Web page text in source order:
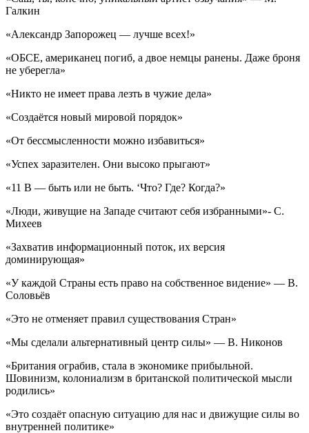
Галкин
«Александр Запорожец — лучше всех!»
«ОБСЕ, американец погиб, а двое немцы ранены. Даже броня
не уберегла»
«Никто не имеет права лезть в чужие дела»
«Создаётся новый мировой порядок»
«От бессмысленности можно избавиться»
«Успех заразителен. Они высоко прыгают»
«11 B — быть или не быть. ‘Что? Где? Когда?»
«Люди, живущие на Западе считают себя избранными»- С.
Михеев
«Захватив информационный поток, их версия
доминирующая»
«У каждой Страны есть право на собственное видение» — В.
Соловьёв
«Это не отменяет правил существования Стран»
«Мы сделали альтернативный центр силы» — В. Никонов
«Британия ограбив, стала в экономике прибыльной.
Шовинизм, колониализм в британской политической мысли
родились»
«Это создаёт опасную ситуацию для нас и движущие силы во
внутренней политике»